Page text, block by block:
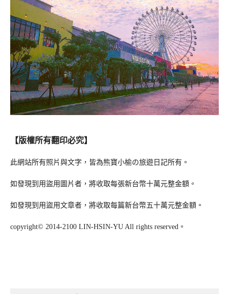
【版權所有翻印必究】
此網站所有照片與文字，皆為熊寶小榆の旅遊日記所有。
如發現到用盜用圖片者，將收取每張新台幣十萬元整金額。
如發現到用盜用文章者，將收取每篇新台幣五十萬元整金額。
copyright© 2014-2100 LIN-HSIN-YU All rights reserved。